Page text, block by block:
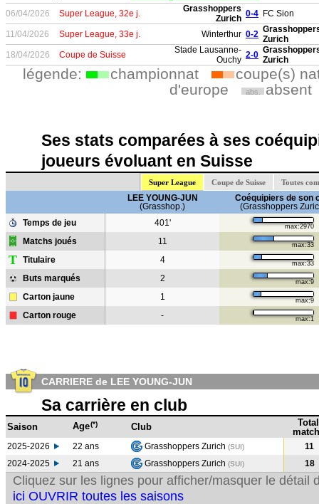
06/04/2026 Super League, 32e j.
Grasshoppers
Zurich 0-4 FC Sion
11/04/2026 Super League, 33e j. Winterthur 0-2 Zurich
18/04/2026
Coupe de Suisse
Stade Lausanne-
Ouchy 2-0 Zurich
légende: championnat
coupe(s)
d'europe
abs. absent
Ses stats comparées à ses
joueurs évoluant en Suisse
Super League Coupe de Suisse Toutes
LEE YOUNG-JUN
(Grasshop.)
Coéquipiers de son
(Grasshoppers
Temps de jeu
401' max:2970
Matchs joués 11 max:33
T Titulaire 4 max:33
Buts marqués 2 max:9
Carton jaune 1 max:9
Carton rouge - max:1
CARRIERE de LEE YOUNG-JUN
Sa carrière en club
Saison Age(*) Club
Total
2025-2026 22 ans Grasshoppers Zurich (SUI)
11
2024-2025
21 ans Grasshoppers Zurich (SUI) 18
Cliquez sur les lignes pour afficher/masquer le détail
ici OUVRIR toutes les saisons